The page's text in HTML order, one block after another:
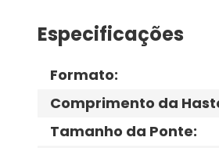
Especificações
Formato:
Comprimento da
Tamanho da Ponte: